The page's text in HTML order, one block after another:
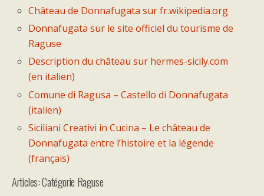
Château de Donnafugata sur fr.wikipedia.org
Donnafugata sur le site officiel du tourisme de
Raguse
Description du château sur hermes-sicily.com
(en italien)
Comune di Ragusa – Castello di Donnafugata
(italien)
Siciliani Creativi in Cucina – Le château de
Donnafugata entre l’histoire et la légende
(français)
Articles: Catégorie Raguse